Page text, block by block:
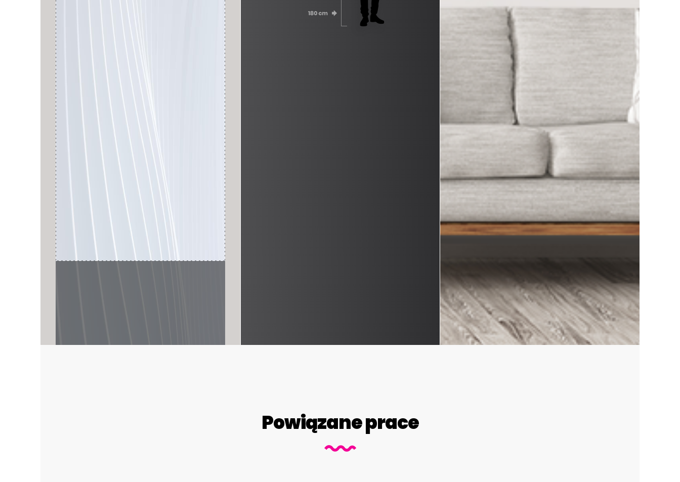
Powiązane prace